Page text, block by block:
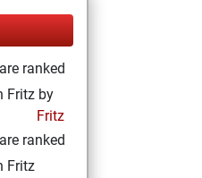
ranked
Fritz by
Fritz
ranked
Fritz